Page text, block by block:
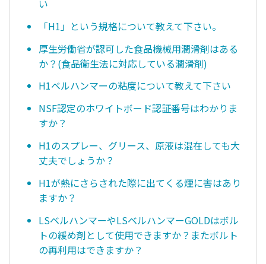
い
「H1」という規格について教えて下さい。
厚生労働省が認可した食品機械用潤滑剤はある
か？(食品衛生法に対応している潤滑剤)
H1ベルハンマーの粘度について教えて下さい
NSF認定のホワイトボード認証番号はわかりま
すか？
H1のスプレー、グリース、原液は混在しても大
丈夫でしょうか？
H1が熱にさらされた際に出てくる煙に害はあり
ますか？
LSベルハンマーやLSベルハンマーGOLDはボル
トの緩め剤として使用できますか？またボルト
の再利用はできますか？